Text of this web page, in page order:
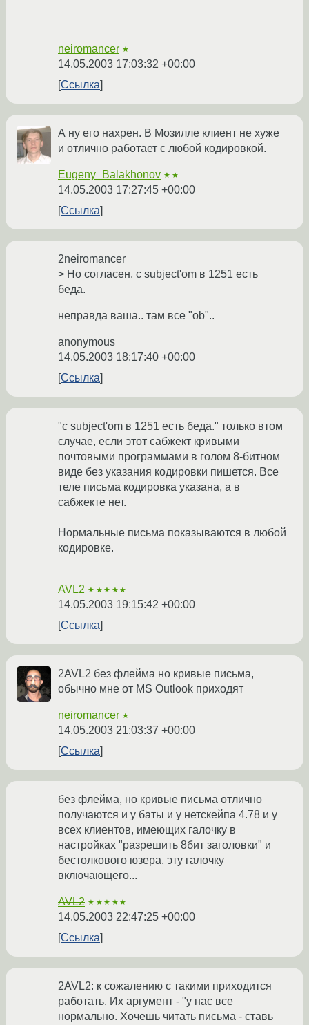
neiromancer ★
14.05.2003 17:03:32 +00:00
Ссылка
А ну его нахрен. В Мозилле клиент не хуже
и отлично работает с любой кодировкой.
Eugeny_Balakhonov ★★
14.05.2003 17:27:45 +00:00
Ссылка
2neiromancer
> Но согласен, с subject'om в 1251 есть
беда.
неправда ваша.. там все "ob"..
anonymous
14.05.2003 18:17:40 +00:00
Ссылка
"с subject'om в 1251 есть беда." только втом
случае, если этот сабжект кривыми
почтовыми программами в голом 8-битном
виде без указания кодировки пишется. Все
теле письма кодировка указана, а в
сабжекте нет.
Нормальные письма показываются в любой
кодировке.
AVL2 ★★★★★
14.05.2003 19:15:42 +00:00
Ссылка
2AVL2 без флейма но кривые письма,
обычно мне от MS Outlook приходят
neiromancer ★
14.05.2003 21:03:37 +00:00
Ссылка
без флейма, но кривые письма отлично
получаются и у баты и у нетскейпа 4.78 и у
всех клиентов, имеющих галочку в
настройках "разрешить 8бит заголовки" и
бестолкового юзера, эту галочку
включающего...
AVL2 ★★★★★
14.05.2003 22:47:25 +00:00
Ссылка
2AVL2: к сожалению с такими приходится
работать. Их аргумент - "у нас все
нормально. Хочешь читать письма - ставь